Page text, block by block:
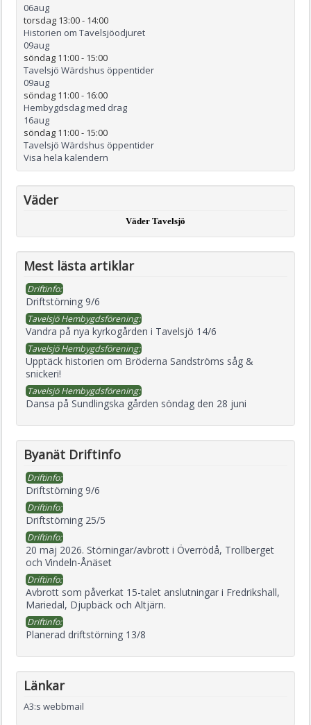
06aug
torsdag 13:00- 14:00
Historien om Tavelsjöodjuret
09aug
söndag 11:00- 15:00
Tavelsjö Wärdshus öppentider
09aug
söndag 11:00- 16:00
Hembygdsdag med drag
16aug
söndag 11:00- 15:00
Tavelsjö Wärdshus öppentider
Visa hela kalendern
Väder
Väder Tavelsjö
Mest lästa artiklar
Driftinfo:
Driftstörning 9/6
Tavelsjö Hembygdsförening:
Vandra på nya kyrkogården i Tavelsjö 14/6
Tavelsjö Hembygdsförening:
Upptäck historien om Bröderna Sandströms såg &
snickeri!
Tavelsjö Hembygdsförening:
Dansa på Sundlingska gården söndag den 28 juni
Byanät Driftinfo
Driftinfo:
Driftstörning 9/6
Driftinfo:
Driftstörning 25/5
Driftinfo:
20 maj 2026. Störningar/avbrott i Överrödå, Trollberget
och Vindeln-Ånäset
Driftinfo:
Avbrott som påverkat 15-talet anslutningar i Fredrikshall,
Mariedal, Djupbäck och Altjärn.
Driftinfo:
Planerad driftstörning 13/8
Länkar
A3:s webbmail